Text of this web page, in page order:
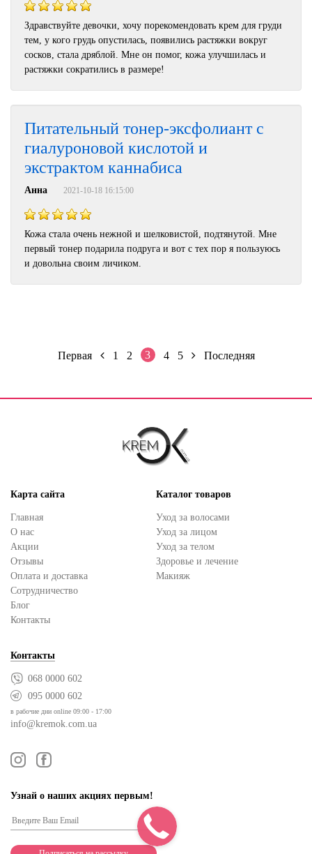
Здравствуйте девочки, хочу порекомендовать крем для груди
тем, у кого грудь опустилась, появились растяжки вокруг
сосков, стала дряблой. Мне он помог, кожа улучшилась и
растяжки сократились в размере!
Питательный тонер-эксфолиант с
гиалуроновой кислотой и
экстрактом каннабиса
Анна 2021-10-18 16:15:00
Кожа стала очень нежной и шелковистой, подтянутой. Мне
первый тонер подарила подруга и вот с тех пор я пользуюсь
и довольна своим личиком.
Первая 1 2 3 4 5 Последняя
Карта сайта
Главная
О нас
Акции
Отзывы
Оплата и доставка
Сотрудничество
Блог
Контакты
Каталог товаров
Уход за волосами
Уход за лицом
Уход за телом
Здоровье и лечение
Макияж
Контакты
068 0000 602
095 0000 602
в рабочие дни online 09:00 - 17:00
info@kremok.com.ua
Узнай о наших акциях первым!